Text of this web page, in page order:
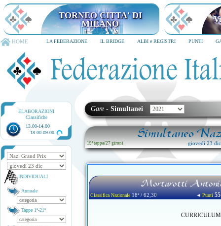
TORNEO CITTA' DI
MILANO
HOME LA FEDERAZIONE IL BRIDGE ALBI e REGISTRI PUNTI
ELABORAZIONI
Classifiche
13.00-14.00
18.00-09.00
INDIVIDUALI
Annuale
Tappe 1ª-21ª
Gare - Simultanei
Simultaneo
19ª tappa/27 gironi giovedì 23
Mortarotti
Classifica Nazionale18ª / 62,30 ◄Punti 55
CURRICULUM